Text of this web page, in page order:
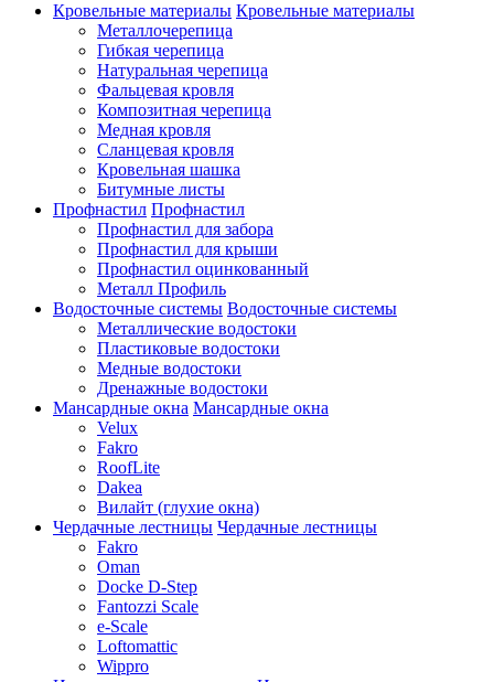
Кровельные материалы Кровельные материалы
Металлочерепица
Гибкая черепица
Натуральная черепица
Фальцевая кровля
Композитная черепица
Медная кровля
Сланцевая кровля
Кровельная шашка
Битумные листы
Профнастил Профнастил
Профнастил для забора
Профнастил для крыши
Профнастил оцинкованный
Металл Профиль
Водосточные системы Водосточные системы
Металлические водостоки
Пластиковые водостоки
Медные водостоки
Дренажные водостоки
Мансардные окна Мансардные окна
Velux
Fakro
RoofLite
Dakea
Вилайт (глухие окна)
Чердачные лестницы Чердачные лестницы
Fakro
Oman
Docke D-Step
Fantozzi Scale
e-Scale
Loftomattic
Wippro